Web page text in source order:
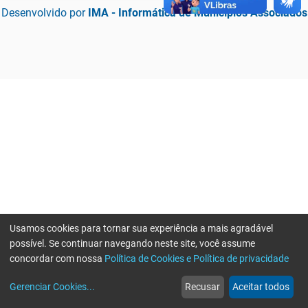
Desenvolvido por IMA - Informática de Municípios Associados
web
Notícias
more_horiz
Mais
Usamos cookies para tornar sua experiência a mais agradável
possível. Se continuar navegando neste site, você assume
concordar com nossa Política de Cookies e Política de privacidade
Gerenciar Cookies... Recusar Aceitar todos
Erro ao enviar informações, por favor tente novamente